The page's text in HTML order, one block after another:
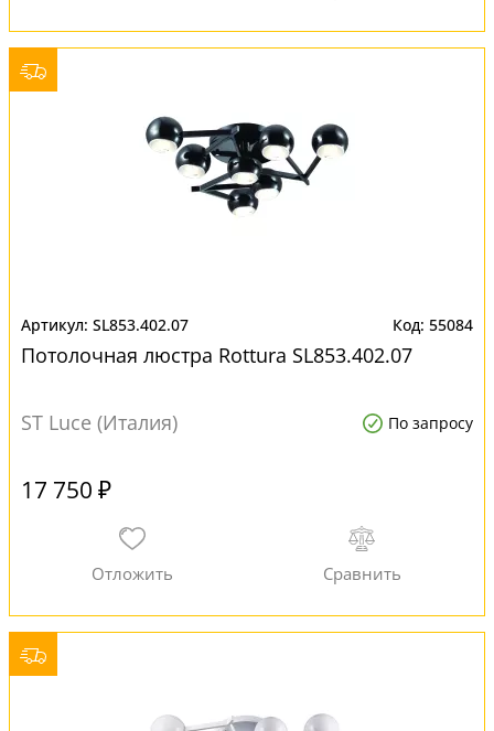
SL853.402.07 55084
Потолочная люстра Rottura SL853.402.07
ST Luce (Италия) По запросу
17 750 ₽